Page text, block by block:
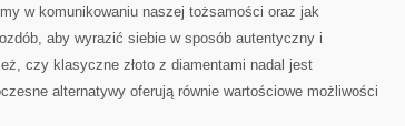
w komunikowaniu naszej tożsamości oraz jak
aby wyrazić siebie w sposób autentyczny i
czy klasyczne złoto z diamentami nadal jest
alternatywy oferują równie wartościowe możliwości